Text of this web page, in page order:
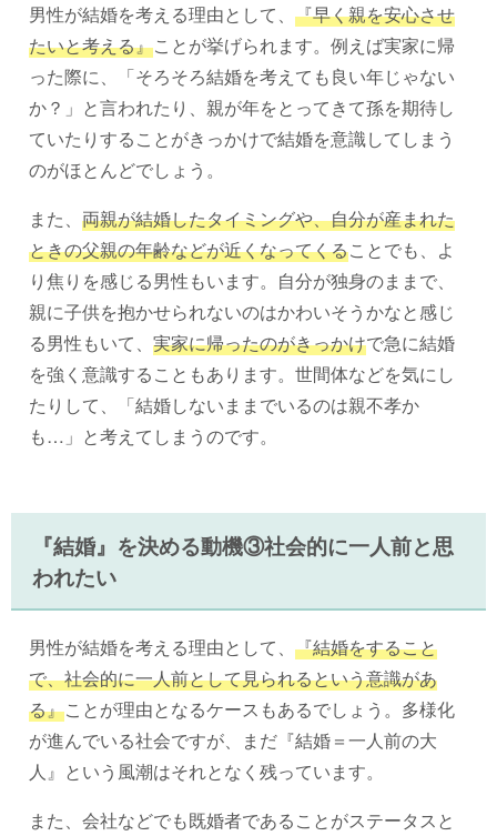
男性が結婚を考える理由として、 『早く親を安心させ
たいと考える』ことが挙げられます。例えば実家に帰
った際に、「そろそろ結婚を考えても良い年じゃない
か？」と言われたり、親が年をとってきて孫を期待し
ていたりすることがきっかけで結婚を意識してしまう
のがほとんどでしょう。
また、 両親が結婚したタイミングや、自分が産まれた
ときの父親の年齢などが近くなってくることでも、よ
り焦りを感じる男性もいます。自分が独身のままで、
親に子供を抱かせられないのはかわいそうかなと感じ
る男性もいて、 実家に帰ったのがきっかけで急に結婚
を強く意識することもあります。世間体などを気にし
たりして、「結婚しないままでいるのは親不孝か
も…」と考えてしまうのです。
『結婚』を決める動機③社会的に一人前と思
われたい
男性が結婚を考える理由として、 『結婚をすること
で、社会的に一人前として見られるという意識があ
る』ことが理由となるケースもあるでしょう。多様化
が進んでいる社会ですが、まだ『結婚＝一人前の大
人』という風潮はそれとなく残っています。
また、会社などでも既婚者であることがステータスと